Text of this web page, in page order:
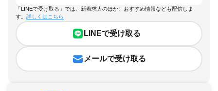
「LINEで受け取る」では、新着求人のほか、おすすめ情報なども配信しま
す。 詳しくはこちら
LINEで受け取る
メールで受け取る